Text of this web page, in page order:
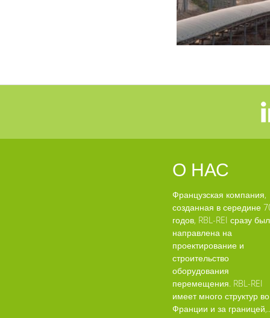
О НАС
Французская компания,
созданная в середине
годов, RBL-REI сразу
направлена на
проектирование и
строительство
оборудования
перемещения. RBL-REI
имеет много структур во
Франции и за